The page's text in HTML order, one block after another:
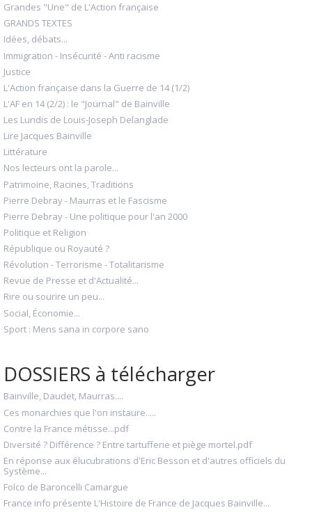
Grandes "Une" de L'Action française
GRANDS TEXTES
Idées, débats...
Immigration - Insécurité - Anti racisme
Justice
L'Action française dans la Guerre de 14 (1/2)
L'AF en 14 (2/2) : le "Journal" de Bainville
Les Lundis de Louis-Joseph Delanglade
Lire Jacques Bainville
Littérature
Nos lecteurs ont la parole...
Patrimoine, Racines, Traditions
Pierre Debray - Maurras et le Fascisme
Pierre Debray - Une politique pour l'an 2000
Politique et Religion
République ou Royauté ?
Révolution - Terrorisme - Totalitarisme
Revue de Presse et d'Actualité...
Rire ou sourire un peu...
Social, Économie...
Sport : Mens sana in corpore sano
DOSSIERS à télécharger
Bainville, Daudet, Maurras....
Ces monarchies que l'on instaure.....
Contre la France métisse...pdf
Diversité ? Différence ? Entre tartufferie et piège mortel.pdf
En réponse aux élucubrations d'Eric Besson et d'autres officiels du
Système...
Folco de Baroncelli Camargue
France info présente L'Histoire de France de Jacques Bainville...